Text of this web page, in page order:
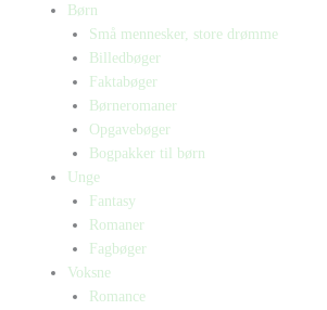
Børn
Små mennesker, store drømme
Billedbøger
Faktabøger
Børneromaner
Opgavebøger
Bogpakker til børn
Unge
Fantasy
Romaner
Fagbøger
Voksne
Romance